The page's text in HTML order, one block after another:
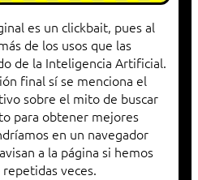
es un clickbait, pues al
de los usos que las
de la Inteligencia Artificial.
final sí se menciona el
sobre el mito de buscar
para obtener mejores
en un navegador
a la página si hemos
veces.